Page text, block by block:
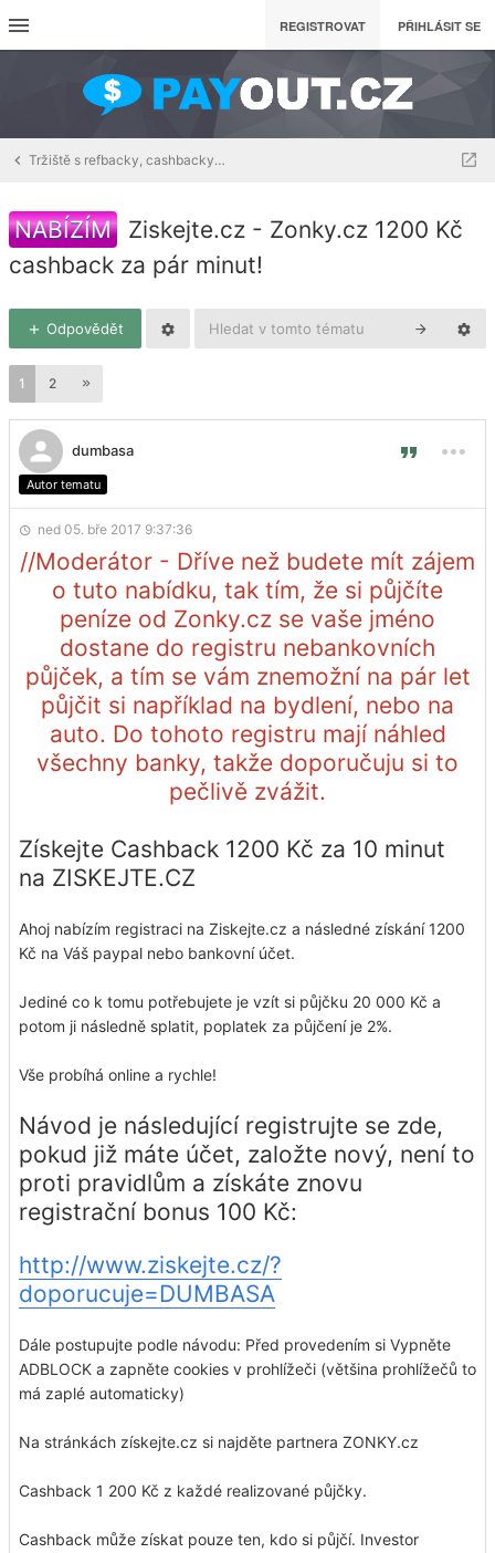
REGISTROVAT PŘIHLÁSIT SE
Tržiště s refbacky, cashbacky a downline buildingem
NABÍZÍM
Ziskejte.cz - Zonky.cz 1200 Kč
cashback za pár minut!
Odpovědět
1 2
dumbasa
Autor tematu
ned 05. bře 2017 9:37:36
//Moderátor - Dříve než budete mít zájem
o tuto nabídku, tak tím, že si půjčíte
peníze od Zonky.cz se vaše jméno
dostane do registru nebankovních
půjček, a tím se vám znemožní na pár let
půjčit si například na bydlení, nebo na
auto. Do tohoto registru mají náhled
všechny banky, takže doporučuju si to
pečlivě zvážit.
Získejte Cashback 1200 Kč za 10 minut
na ZISKEJTE.CZ
Ahoj nabízím registraci na Ziskejte.cz a následné získání 1200
Kč na Váš paypal nebo bankovní účet.
Jediné co k tomu potřebujete je vzít si půjčku 20 000 Kč a
potom ji následně splatit, poplatek za půjčení je 2%.
Vše probíhá online a rychle!
Návod je následující registrujte se zde,
pokud již máte účet, založte nový, není to
proti pravidlům a získáte znovu
registrační bonus 100 Kč:
http://www.ziskejte.cz/?
doporucuje=DUMBASA
Dále postupujte podle návodu: Před provedením si Vypněte
ADBLOCK a zapněte cookies v prohlížeči (většina prohlížečů to
má zaplé automaticky)
Na stránkách získejte.cz si najděte partnera ZONKY.cz
Cashback 1 200 Kč z každé realizované půjčky.
Cashback může získat pouze ten, kdo si půjčí. Investor